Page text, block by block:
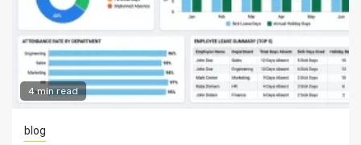
4 min read
blog